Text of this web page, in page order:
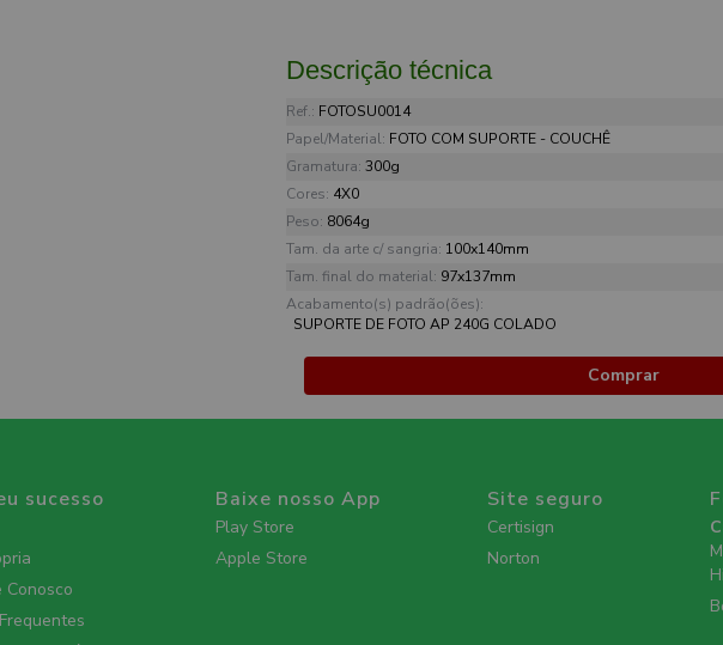
Descrição técnica
Ref.: FOTOSU0014
Papel/Material: FOTO COM SUPORTE - COUCHÊ
Gramatura: 300g
Cores: 4X0
Peso: 8064g
Tam. da arte c/ sangria: 100x140mm
Tam. final do material: 97x137mm
Acabamento(s) padrão(ões):
SUPORTE DE FOTO AP 240G COLADO
Comprar
sucesso
Conosco
Baixe nosso App
Play Store
Apple Store
Site seguro
Certisign
Norton